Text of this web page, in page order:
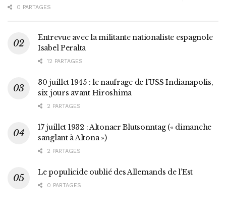
0 PARTAGES
Entrevue avec la militante nationaliste espagnole
Isabel Peralta
12 PARTAGES
30 juillet 1945 : le naufrage de l’USS Indianapolis,
six jours avant Hiroshima
2 PARTAGES
17 juillet 1932 : Altonaer Blutsonntag (« dimanche
sanglant à Altona »)
2 PARTAGES
Le populicide oublié des Allemands de l’Est
0 PARTAGES